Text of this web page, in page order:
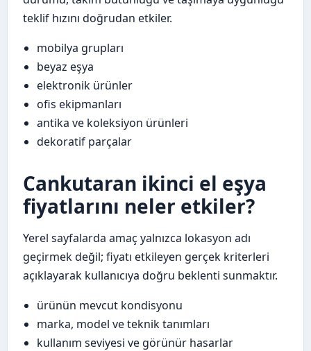
teklif hızını doğrudan etkiler.
mobilya grupları
beyaz eşya
elektronik ürünler
ofis ekipmanları
antika ve koleksiyon ürünleri
dekoratif parçalar
Cankutaran ikinci el eşya
fiyatlarını neler etkiler?
Yerel sayfalarda amaç yalnızca lokasyon adı
geçirmek değil; fiyatı etkileyen gerçek kriterleri
açıklayarak kullanıcıya doğru beklenti sunmaktır.
ürünün mevcut kondisyonu
marka, model ve teknik tanımları
kullanım seviyesi ve görünür hasarlar